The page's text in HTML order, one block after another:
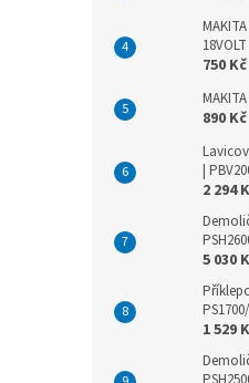
18VOLT
750 Kč
890 Kč
|
2 294
5 030
1 529